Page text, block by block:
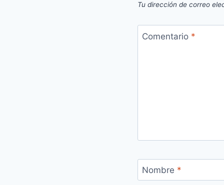
Tu dirección de correo
Comentario *
Nombre *